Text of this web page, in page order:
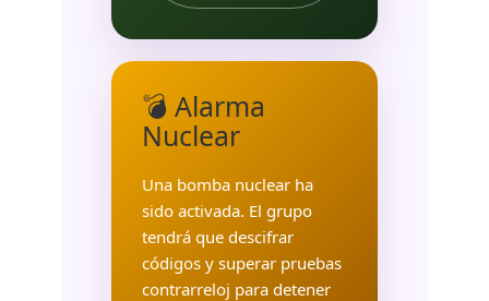
💣 Alarma
Nuclear
Una bomba nuclear ha
sido activada. El grupo
tendrá que descifrar
códigos y superar pruebas
contrarreloj para detener